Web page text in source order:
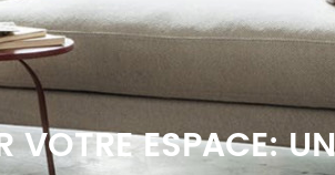
VOTRE ESPACE: